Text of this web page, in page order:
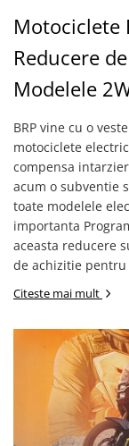
GOES 500L
GOES 1000
GOES MY 2026
MODEL ATV CAN-
Can-Am Outlander
Can-Am Renegade
CAN-AM MY 2026
Capacitate
200 - 400 cmc. (8)
400 - 600 cmc. (65)
600 - 800 cmc. (29)
800 - 1000 cmc. (81)
SXS
MOTOCICLETE
SCUTERE
ACCESORII MOTO
SUPORT SKIJET
ACCESORII ATV
BULLBAR SSV
ACCESORII SSV
CUTII SSV
Motociclete
Reducere
Modelele
BRP vine cu o
motociclete
compensa
acum o subventie
toate modelele
importanta
aceasta reducere
de achizitie pentru
Citeste mai mult